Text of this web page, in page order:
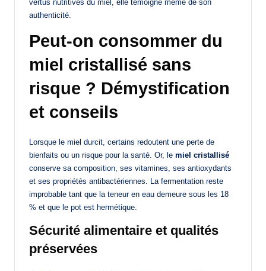
vertus nutritives du miel, elle témoigne même de son
authenticité.
Peut-on consommer du
miel cristallisé sans
risque ? Démystification
et conseils
Lorsque le miel durcit, certains redoutent une perte de
bienfaits ou un risque pour la santé. Or, le miel cristallisé
conserve sa composition, ses vitamines, ses antioxydants
et ses propriétés antibactériennes. La fermentation reste
improbable tant que la teneur en eau demeure sous les 18
% et que le pot est hermétique.
Sécurité alimentaire et qualités
préservées